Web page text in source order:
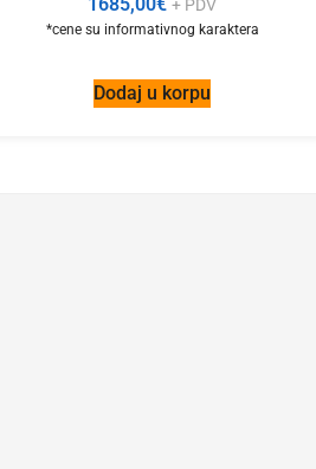
+ PDV
Dodaj u korpu